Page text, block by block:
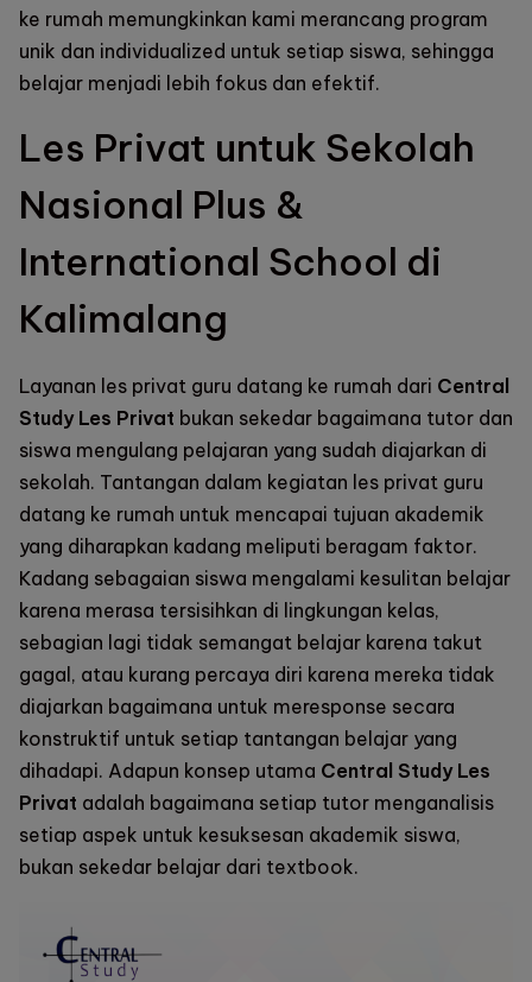
ke rumah memungkinkan kami merancang program
unik dan individualized untuk setiap siswa, sehingga
belajar menjadi lebih fokus dan efektif.
Les Privat untuk Sekolah
Nasional Plus &
International School di
Kalimalang
Layanan les privat guru datang ke rumah dari Central
Study Les Privat bukan sekedar bagaimana tutor dan
siswa mengulang pelajaran yang sudah diajarkan di
sekolah. Tantangan dalam kegiatan les privat guru
datang ke rumah untuk mencapai tujuan akademik
yang diharapkan kadang meliputi beragam faktor.
Kadang sebagaian siswa mengalami kesulitan belajar
karena merasa tersisihkan di lingkungan kelas,
sebagian lagi tidak semangat belajar karena takut
gagal, atau kurang percaya diri karena mereka tidak
diajarkan bagaimana untuk meresponse secara
konstruktif untuk setiap tantangan belajar yang
dihadapi. Adapun konsep utama Central Study Les
Privat adalah bagaimana setiap tutor menganalisis
setiap aspek untuk kesuksesan akademik siswa,
bukan sekedar belajar dari textbook.